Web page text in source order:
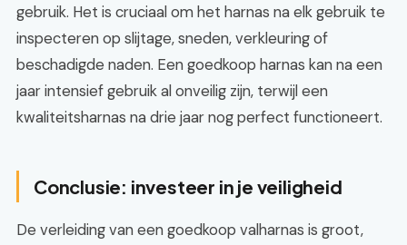
gebruik. Het is cruciaal om het harnas na elk gebruik te
inspecteren op slijtage, sneden, verkleuring of
beschadigde naden. Een goedkoop harnas kan na een
jaar intensief gebruik al onveilig zijn, terwijl een
kwaliteitsharnas na drie jaar nog perfect functioneert.
Conclusie: investeer in je veiligheid
De verleiding van een goedkoop valharnas is groot,